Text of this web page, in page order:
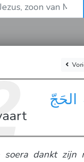
soera dankt zijn